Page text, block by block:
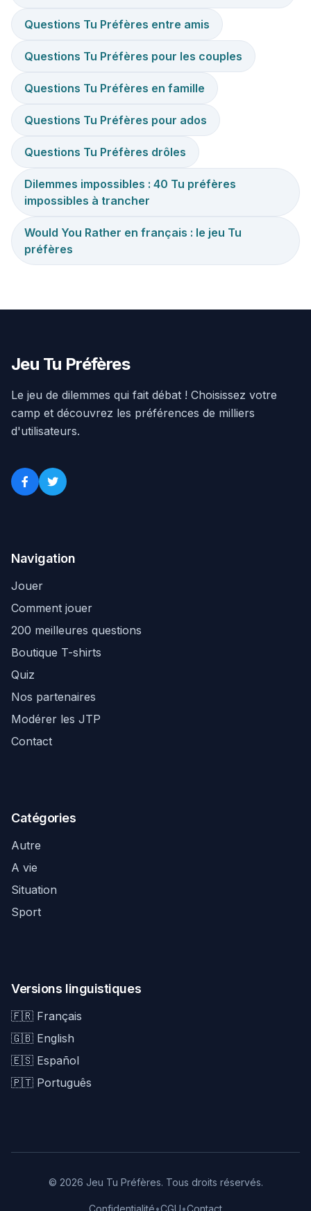
Questions Tu Préfères entre amis
Questions Tu Préfères pour les couples
Questions Tu Préfères en famille
Questions Tu Préfères pour ados
Questions Tu Préfères drôles
Dilemmes impossibles : 40 Tu préfères
impossibles à trancher
Would You Rather en français : le jeu Tu
préfères
Jeu Tu Préfères
Le jeu de dilemmes qui fait débat ! Choisissez votre
camp et découvrez les préférences de milliers
d'utilisateurs.
Navigation
Jouer
Comment jouer
200 meilleures questions
Boutique T-shirts
Quiz
Nos partenaires
Modérer les JTP
Contact
Catégories
Autre
A vie
Situation
Sport
Versions linguistiques
🇫🇷 Français
🇬🇧 English
🇪🇸 Español
🇵🇹 Português
© 2026 Jeu Tu Préfères. Tous droits réservés.
Confidentialité•CGU•Contact